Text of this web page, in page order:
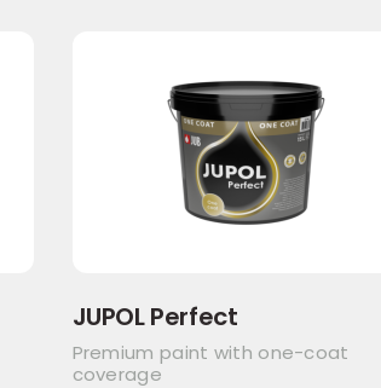
JUPOL Perfect
Premium paint with one-coat
coverage